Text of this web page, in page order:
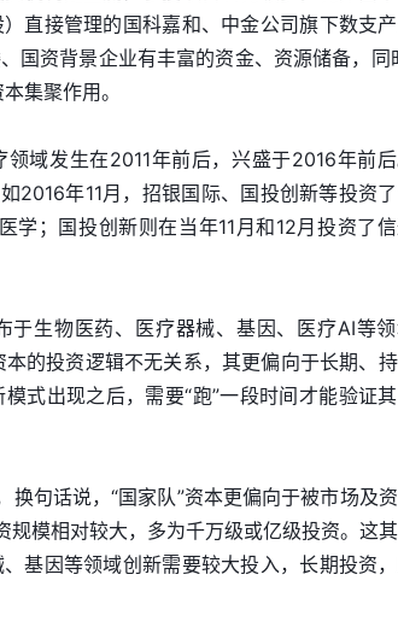
直接管理的国科嘉和、中金公司旗下数支
国资背景企业有丰富的资金、资源储备，同
集聚作用。
域发生在2011年前后，兴盛于2016年前
2016年11月，招银国际、国投创新等投资
学；国投创新则在当年11月和12月投资了
生物医药、医疗器械、基因、医疗AI等领
的投资逻辑不无关系，其更偏向于长期、
式出现之后，需要“跑”一段时间才能验证
句话说，“国家队”资本更偏向于被市场及
规模相对较大，多为千万级或亿级投资。这
基因等领域创新需要较大投入，长期投资